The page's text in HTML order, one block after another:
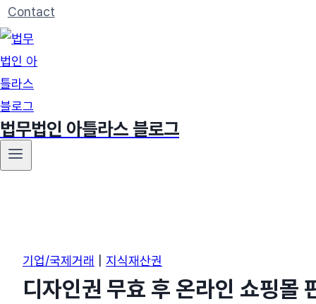
Contact
법무법인 아틀라스 블로그
기업/국제거래 지식재산권
디자인권 무효 후 온라인 쇼핑몰